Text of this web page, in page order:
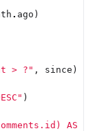
.
> ?"
AS